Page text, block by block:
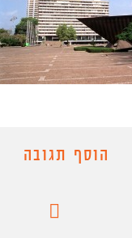
הוסף תגובה